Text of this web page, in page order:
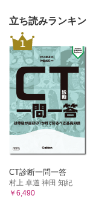
①骨格系/②
①総論/②心臓
4 内臓系
①消化器系/②
5 内分泌系
①内分泌系
6 神経系
①神経系の基
7 感覚器系
①外皮/②視覚
1 生理学とは
①細胞の構造
恒常性と統
立ち読みランキ
1
CT診断一問一答
村上 卓道 神田 知紀
￥6,490